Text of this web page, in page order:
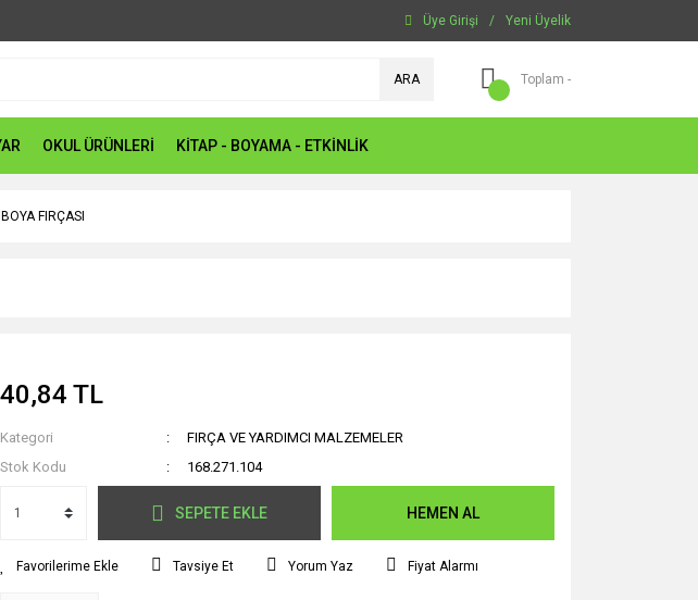
Üye Girişi / Yeni Üyelik
ARA Toplam -
OKUL ÜRÜNLERİ KİTAP - BOYAMA - ETKİNLİK
FIRÇASI
40,84 TL
Kategori
FIRÇA VE YARDIMCI MALZEMELER
Stok Kodu
168.271.104
SEPETE EKLE HEMEN AL
Tavsiye Et Yorum Yaz Fiyat Alarmı